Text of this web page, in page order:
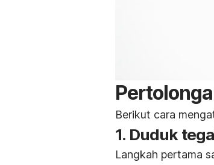
Berikut cara
1. Duduk
Langkah pertama